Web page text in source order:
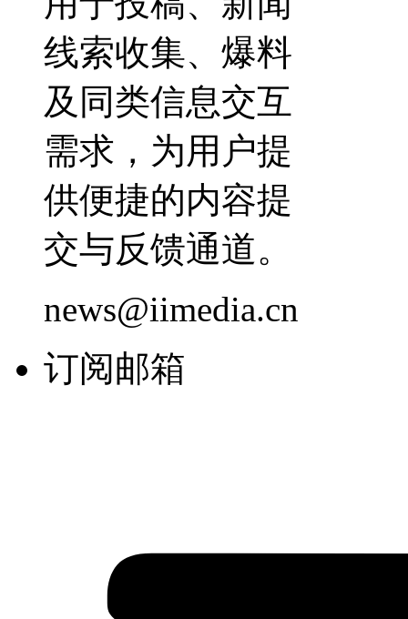
线索收集、爆料
及同类信息交互
需求，为用户提
供便捷的内容提
交与反馈通道。
news@iimedia.cn
订阅邮箱